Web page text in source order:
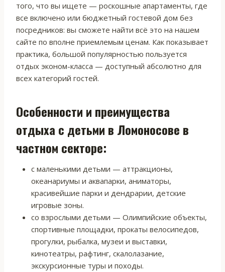
того, что вы ищете — роскошные апартаменты, где
все включено или бюджетный гостевой дом без
посредников: вы сможете найти всё это на нашем
сайте по вполне приемлемым ценам. Как показывает
практика, большой популярностью пользуется
отдых эконом-класса — доступный абсолютно для
всех категорий гостей.
Особенности и преимущества
отдыха с детьми в Ломоносове в
частном секторе:
с маленькими детьми — аттракционы,
океанариумы и аквапарки, аниматоры,
красивейшие парки и дендрарии, детские
игровые зоны.
со взрослыми детьми — Олимпийские объекты,
спортивные площадки, прокаты велосипедов,
прогулки, рыбалка, музеи и выставки,
кинотеатры, рафтинг, скалолазание,
экскурсионные туры и походы.